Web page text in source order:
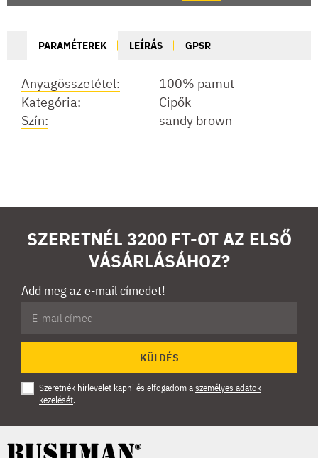
PARAMÉTEREK LEÍRÁS GPSR
Anyagösszetétel:
100% pamut
Kategória:
Cipők
Szín:
sandy brown
SZERETNÉL 3200 FT-OT AZ ELSŐ
VÁSÁRLÁSÁHOZ?
Add meg az e-mail címedet!
KÜLDÉS
Szeretnék hírlevelet kapni és elfogadom aszemélyes adatok
kezelését.